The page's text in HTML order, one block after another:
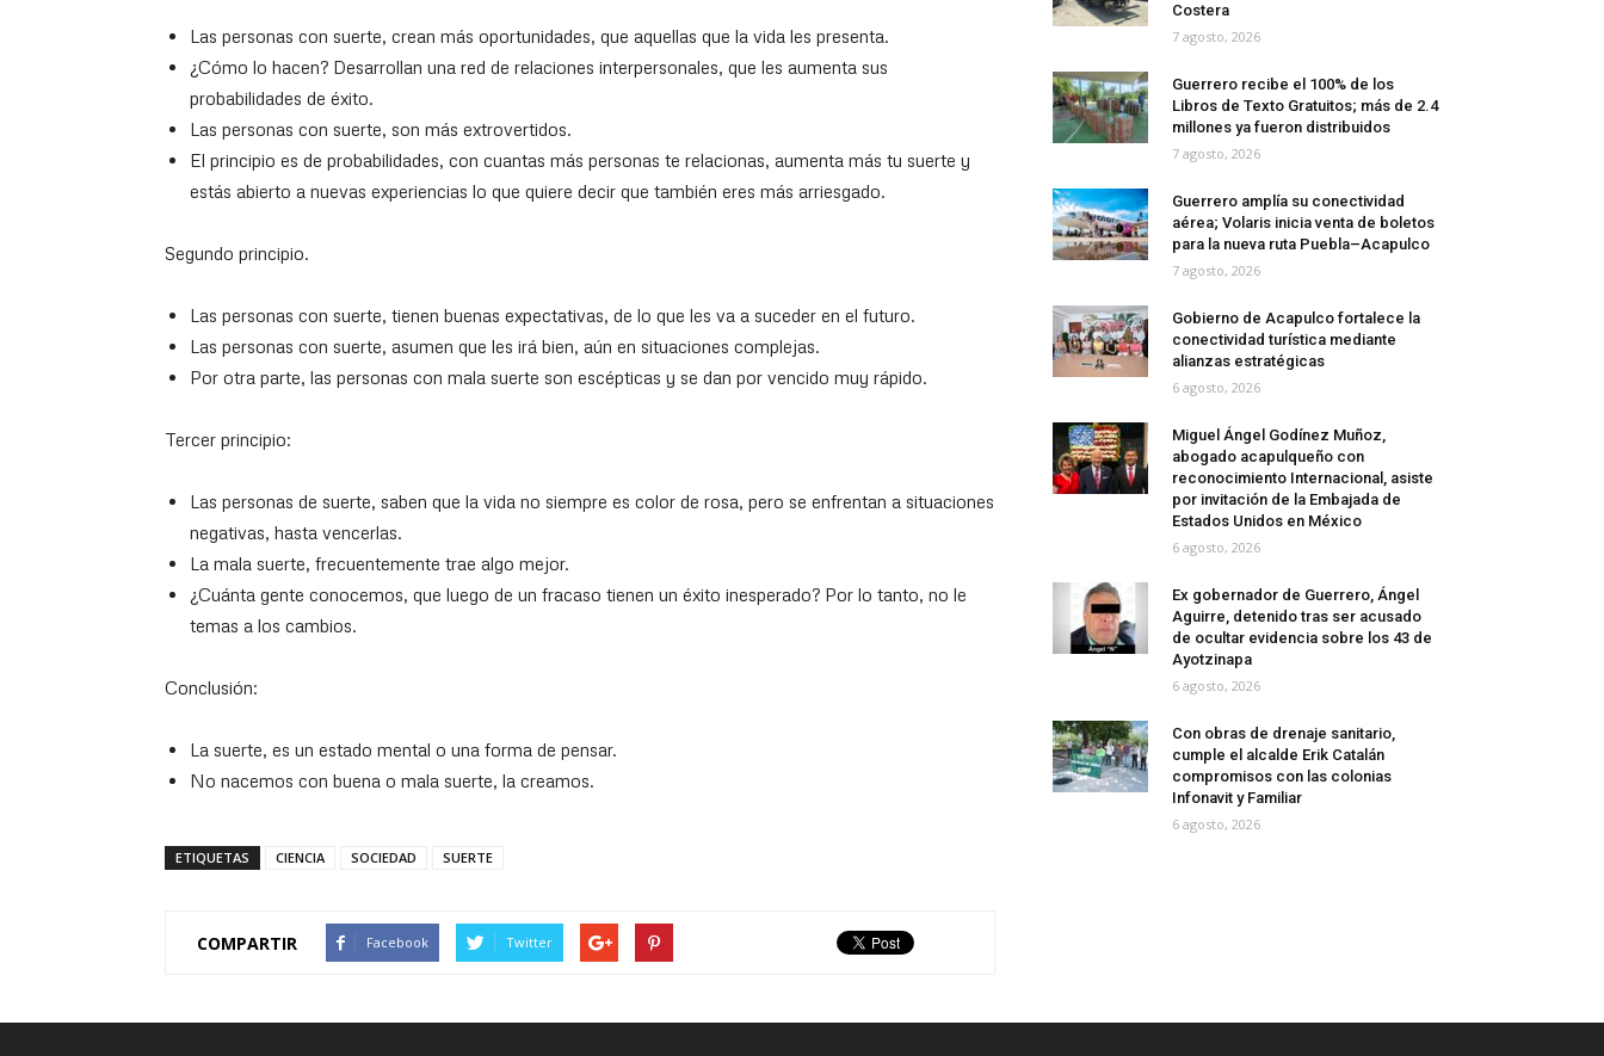
Las personas con suerte, crean más oportunidades, que aquellas que la vida les presenta.
¿Cómo lo hacen? Desarrollan una red de relaciones interpersonales, que les aumenta sus
probabilidades de éxito.
Las personas con suerte, son más extrovertidos.
El principio es de probabilidades, con cuantas más personas te relacionas, aumenta más tu suerte y
estás abierto a nuevas experiencias lo que quiere decir que también eres más arriesgado.
Segundo principio.
Las personas con suerte, tienen buenas expectativas, de lo que les va a suceder en el futuro.
Las personas con suerte, asumen que les irá bien, aún en situaciones complejas.
Por otra parte, las personas con mala suerte son escépticas y se dan por vencido muy rápido.
Tercer principio:
Las personas de suerte, saben que la vida no siempre es color de rosa, pero se enfrentan a situaciones
negativas, hasta vencerlas.
La mala suerte, frecuentemente trae algo mejor.
¿Cuánta gente conocemos, que luego de un fracaso tienen un éxito inesperado? Por lo tanto, no le
temas a los cambios.
Conclusión:
La suerte, es un estado mental o una forma de pensar.
No nacemos con buena o mala suerte, la creamos.
ETIQUETAS CIENCIA SOCIEDAD SUERTE
COMPARTIR Facebook Twitter
Costera
7 agosto, 2026
Guerrero recibe el 100% de los
Libros de Texto Gratuitos; más de 2.4
millones ya fueron distribuidos
7 agosto, 2026
Guerrero amplía su conectividad
aérea; Volaris inicia venta de boletos
para la nueva ruta Puebla–Acapulco
7 agosto, 2026
Gobierno de Acapulco fortalece la
conectividad turística mediante
alianzas estratégicas
6 agosto, 2026
Miguel Ángel Godínez Muñoz,
abogado acapulqueño con
reconocimiento Internacional, asiste
por invitación de la Embajada de
Estados Unidos en México
6 agosto, 2026
Ex gobernador de Guerrero, Ángel
Aguirre, detenido tras ser acusado
de ocultar evidencia sobre los 43 de
Ayotzinapa
6 agosto, 2026
Con obras de drenaje sanitario,
cumple el alcalde Erik Catalán
compromisos con las colonias
Infonavit y Familiar
6 agosto, 2026